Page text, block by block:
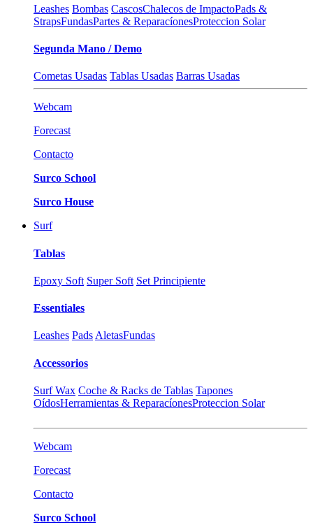
Leashes Bombas CascosChalecos de ImpactoPads &
StrapsFundasPartes & ReparacíonesProteccion Solar
Segunda Mano / Demo
Cometas Usadas Tablas Usadas Barras Usadas
Webcam
Forecast
Contacto
Surco School
Surco House
Surf
Tablas
Epoxy Soft Super Soft Set Principiente
Essentiales
Leashes Pads AletasFundas
Accessorios
Surf Wax Coche & Racks de Tablas Tapones
OídosHerramientas & ReparacíonesProteccion Solar
Webcam
Forecast
Contacto
Surco School